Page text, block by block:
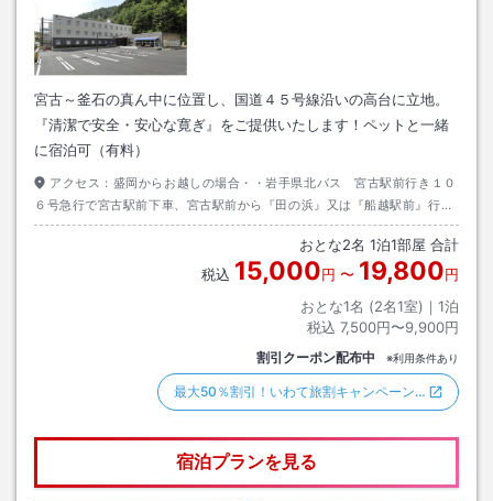
宮古～釜石の真ん中に位置し、国道４５号線沿いの高台に立地。
『清潔で安全・安心な寛ぎ』をご提供いたします！ペットと一緒
に宿泊可（有料）
アクセス： 盛岡からお越しの場合・・岩手県北バス 宮古駅前行き１０
６号急行で宮古駅前下車、宮古駅前から『田の浜』又は『船越駅前』行き
のバスに乗り換え、北長林停留所下車・・・徒歩約１分。
おとな2名 1泊1部屋 合計
税込 15,000円 〜 19,800円
おとな1名 (2名1室)｜ 1泊
税込 7,500円〜9,900円
割引クーポン配布中 ※利用条件あり
最大50％割引！いわて旅割キャンペーン…
宿泊プランを見る